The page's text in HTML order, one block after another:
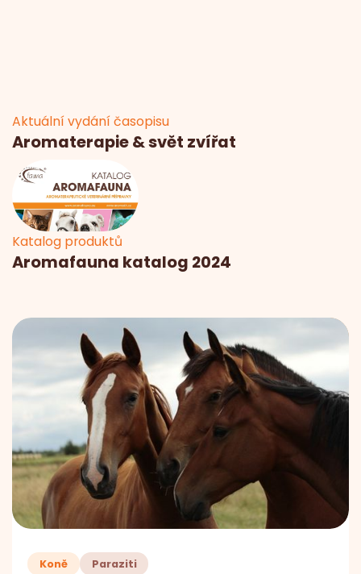
Aktuální vydání časopisu
Aromaterapie & svět zvířat
Katalog produktů
Aromafauna katalog 2024
Koně Paraziti